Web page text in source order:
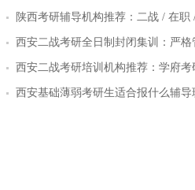
对比
陕西考研辅导机构推荐：二战 / 在职
层教学方案
西安二战考研全日制封闭集训：严格
层教学效果实测
西安二战考研培训机构推荐：学府考
率提升路径
西安基础薄弱考研生适合报什么辅导